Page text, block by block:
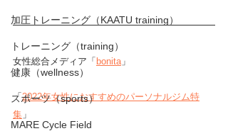
加圧トレーニング（KAATU training）
トレーニング（training）
健康（wellness）
スポーツ（sports）
MARE Cycle Field
女性総合メディア「 bonita」
「2022年女性におすすめのパーソナルジム特
集 」